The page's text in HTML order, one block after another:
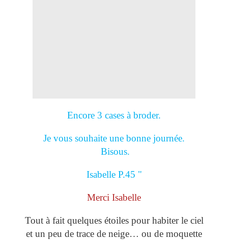
Encore 3 cases à broder.
Je vous souhaite une bonne journée.
Bisous.
Isabelle P.45 "
Merci Isabelle
Tout à fait quelques étoiles pour habiter le ciel
et un peu de trace de neige… ou de moquette